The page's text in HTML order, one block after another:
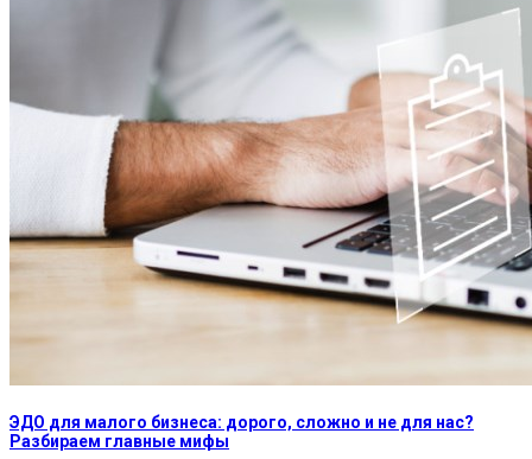
ЭДО для малого бизнеса: дорого, сложно и не для нас?
Разбираем главные мифы